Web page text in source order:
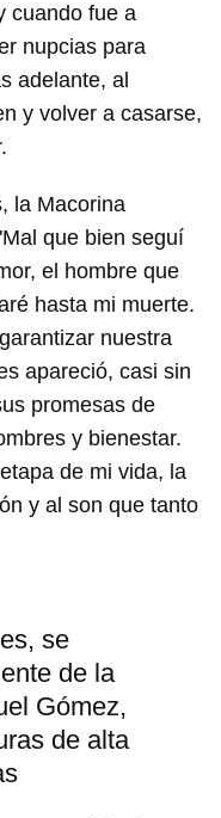
cuando fue a
nupcias para
adelante, al
y volver a casarse,
la Macorina
que bien seguí
el hombre que
hasta mi muerte.
nuestra
apareció, casi sin
promesas de
y bienestar.
de mi vida, la
y al son que tanto
se
de la
Gómez,
de alta